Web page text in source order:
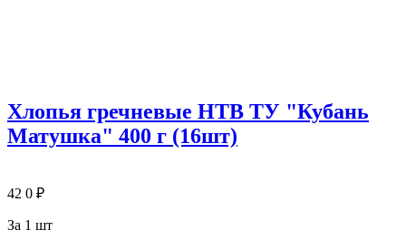
Хлопья гречневые НТВ ТУ "Кубань
Матушка" 400 г (16шт)
42 0 ₽
За 1 шт